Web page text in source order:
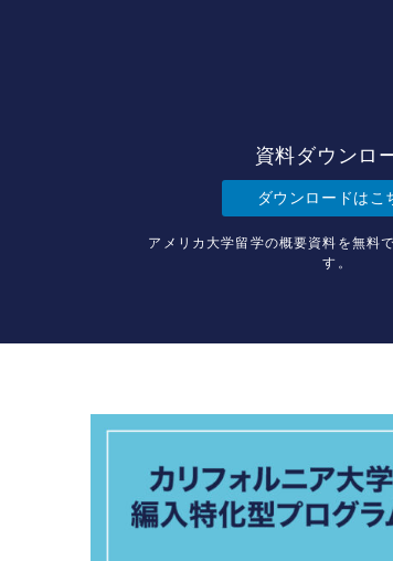
資料ダウンロ
ダウンロードはこ
アメリカ大学留学の概要資料を無料
す。